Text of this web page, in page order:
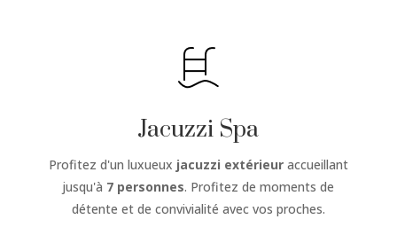
Jacuzzi Spa
Profitez d'un luxueux jacuzzi extérieuraccueillant
jusqu'à 7 personnes. Profitez de moments de
détente et de convivialité avec vos proches.